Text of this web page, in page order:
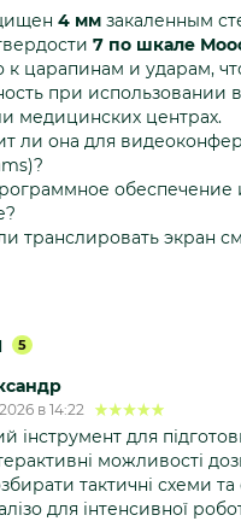
4 мм закаленным
7 по шкале
к царапинам и ударам,
при использовании
медицинских центрах.
ли она для
обеспечение
транслировать экран
5
в 14:22
інструмент для
можливості
тактичні схеми та
для інтенсивної